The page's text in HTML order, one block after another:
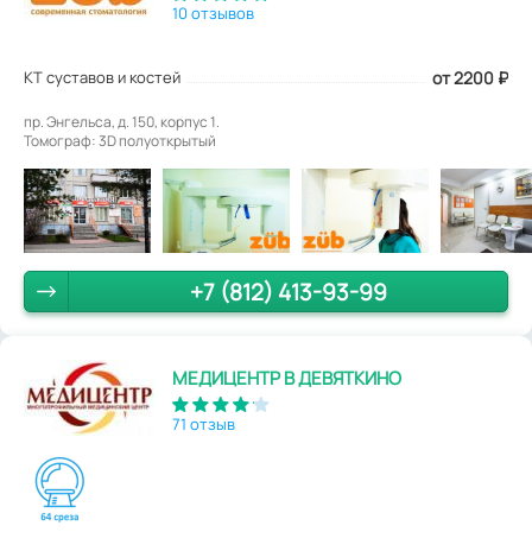
10 отзывов
КТ суставов и костей от 2200 ₽
пр. Энгельса, д. 150, корпус 1.
Томограф: 3D полуоткрытый
+7 (812) 413-93-99
МЕДИЦЕНТР В ДЕВЯТКИНО
71 отзыв